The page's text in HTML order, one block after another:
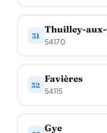
31
Thuilley-
54170
32
Favières
54115
Gye